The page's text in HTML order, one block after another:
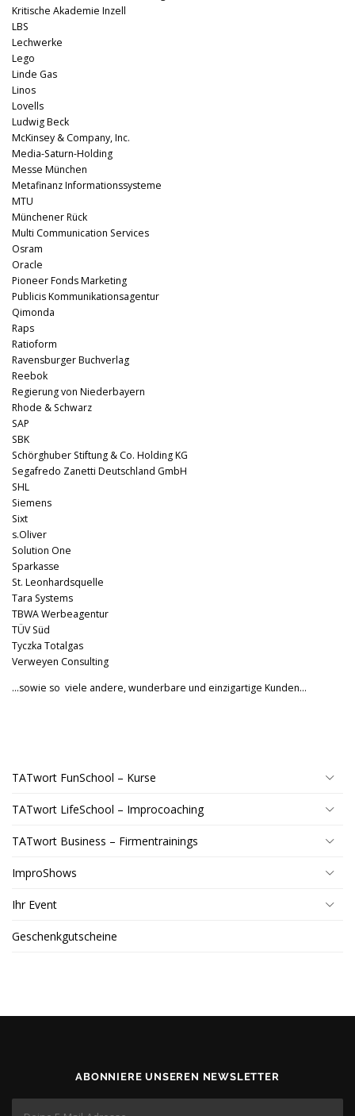
Kritische Akademie Inzell
LBS
Lechwerke
Lego
Linde Gas
Linos
Lovells
Ludwig Beck
McKinsey & Company, Inc.
Media-Saturn-Holding
Messe München
Metafinanz Informationssysteme
MTU
Münchener Rück
Multi Communication Services
Osram
Oracle
Pioneer Fonds Marketing
Publicis Kommunikationsagentur
Qimonda
Raps
Ratioform
Ravensburger Buchverlag
Reebok
Regierung von Niederbayern
Rhode & Schwarz
SAP
SBK
Schörghuber Stiftung & Co. Holding KG
Segafredo Zanetti Deutschland GmbH
SHL
Siemens
Sixt
s.Oliver
Solution One
Sparkasse
St. Leonhardsquelle
Tara Systems
TBWA Werbeagentur
TÜV Süd
Tyczka Totalgas
Verweyen Consulting
…sowie so viele andere, wunderbare und einzigartige Kunden…
TATwort FunSchool – Kurse
TATwort LifeSchool – Improcoaching
TATwort Business – Firmentrainings
ImproShows
Ihr Event
Geschenkgutscheine
ABONNIERE UNSEREN NEWSLETTER